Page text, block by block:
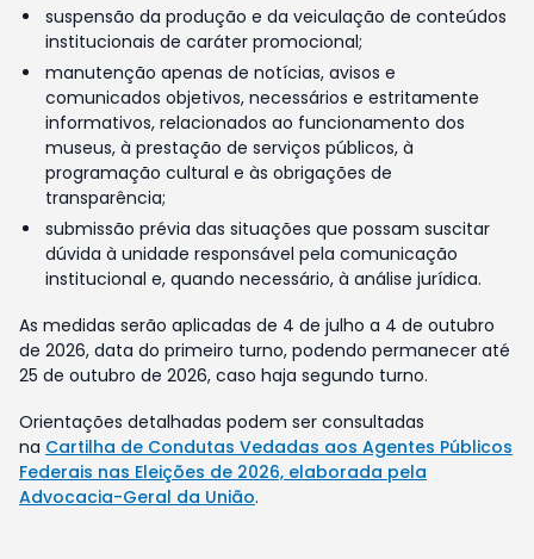
suspensão da produção e da veiculação de conteúdos
institucionais de caráter promocional;
manutenção apenas de notícias, avisos e
comunicados objetivos, necessários e estritamente
informativos, relacionados ao funcionamento dos
museus, à prestação de serviços públicos, à
programação cultural e às obrigações de
transparência;
submissão prévia das situações que possam suscitar
dúvida à unidade responsável pela comunicação
institucional e, quando necessário, à análise jurídica.
As medidas serão aplicadas de 4 de julho a 4 de outubro
de 2026, data do primeiro turno, podendo permanecer até
25 de outubro de 2026, caso haja segundo turno.
Orientações detalhadas podem ser consultadas
na Cartilha de Condutas Vedadas aos Agentes Públicos
Federais nas Eleições de 2026, elaborada pela
Advocacia-Geral da União.